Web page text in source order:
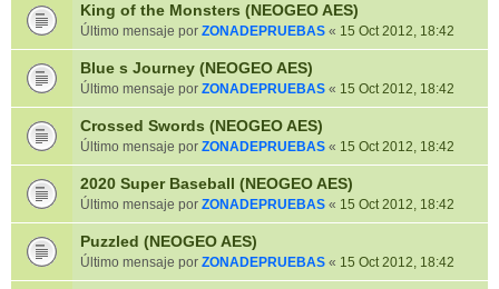
King of the Monsters (NEOGEO AES)
Último mensaje por ZONADEPRUEBAS « 15 Oct 2012, 18:42
Blue s Journey (NEOGEO AES)
Último mensaje por ZONADEPRUEBAS « 15 Oct 2012, 18:42
Crossed Swords (NEOGEO AES)
Último mensaje por ZONADEPRUEBAS « 15 Oct 2012, 18:42
2020 Super Baseball (NEOGEO AES)
Último mensaje por ZONADEPRUEBAS « 15 Oct 2012, 18:42
Puzzled (NEOGEO AES)
Último mensaje por ZONADEPRUEBAS « 15 Oct 2012, 18:42